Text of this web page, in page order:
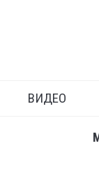
ВИДЕО